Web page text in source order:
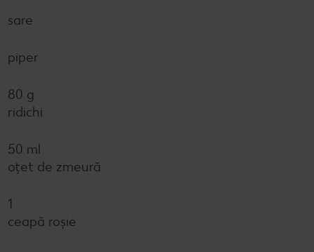
sare
piper
80 g
ridichi
50 ml
oțet de zmeură
1
ceapă roşie